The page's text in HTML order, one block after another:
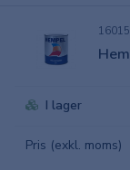
I lager
Pris (exkl. moms)